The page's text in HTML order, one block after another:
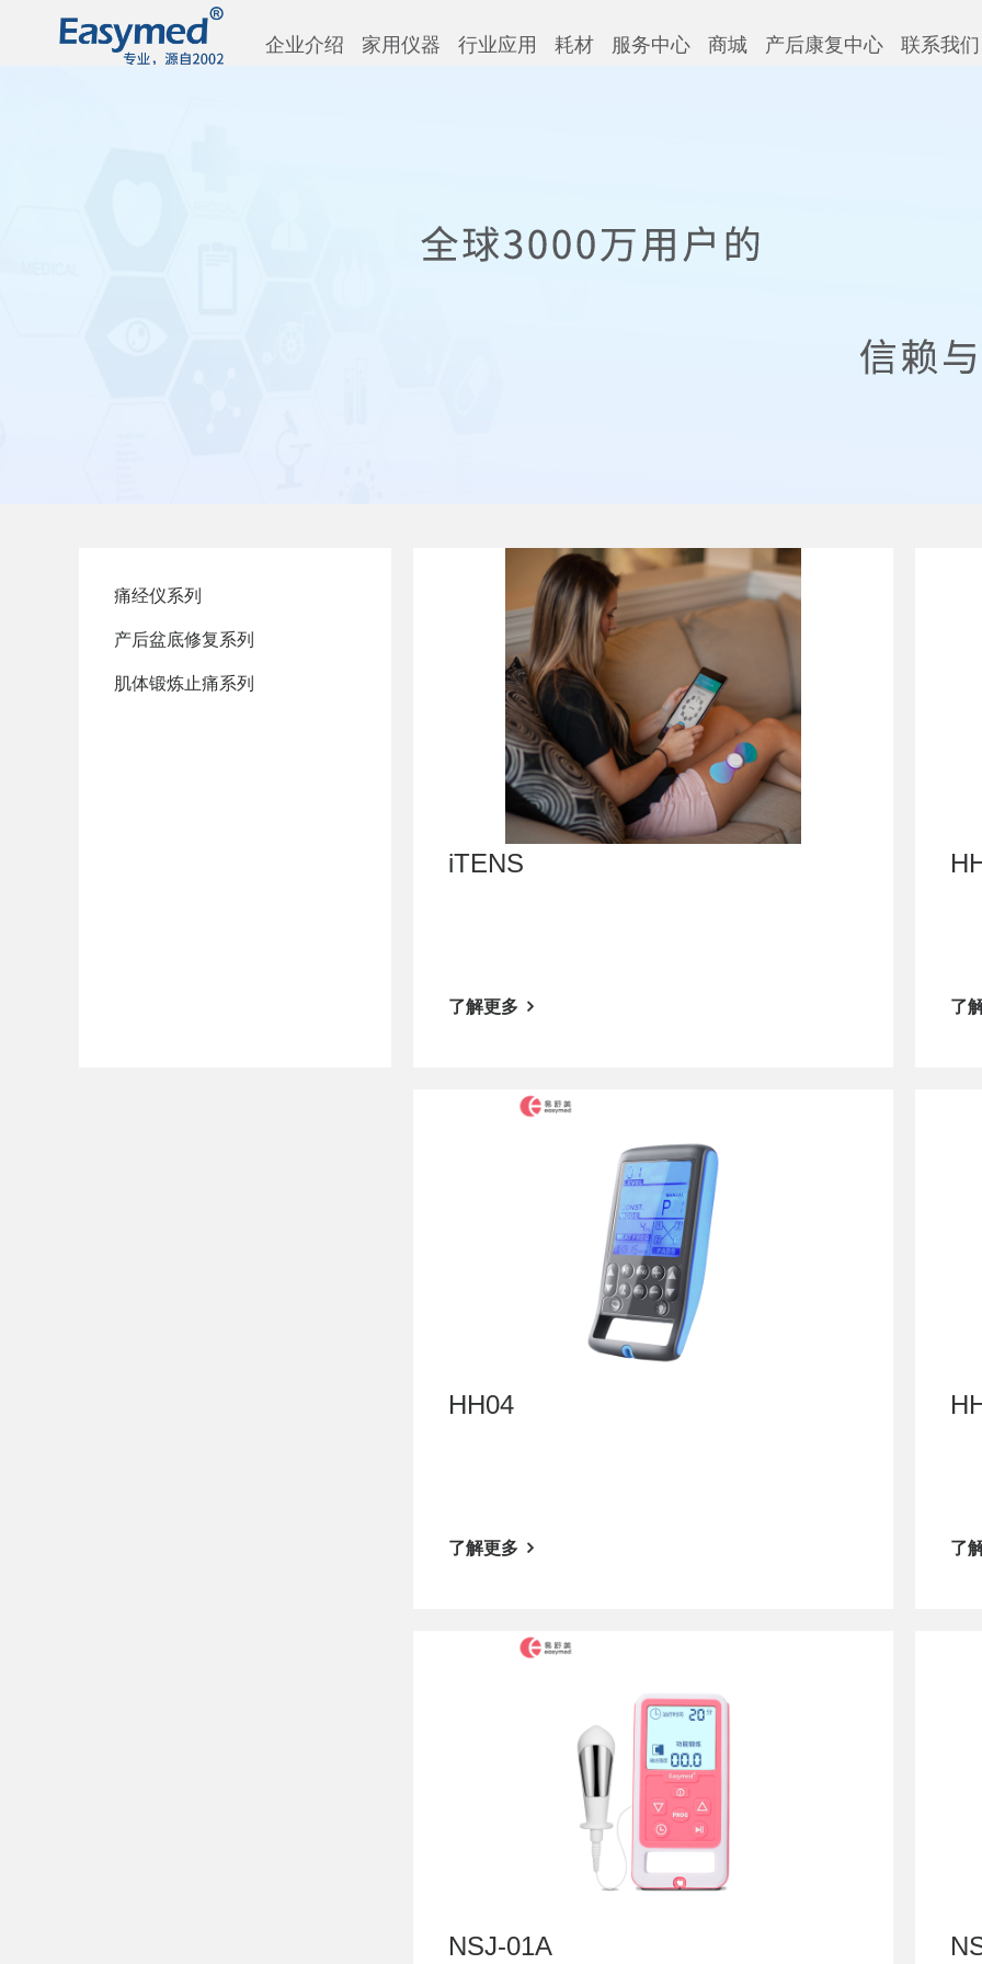
企业介绍 家用仪器 行业应用 耗材 服务中心 商城 产后康复中心 联系我们
痛经仪系列
产后盆底修复系列
肌体锻炼止痛系列
iTENS
了解更多 了
HH04
了解更多 了
NSJ-01A